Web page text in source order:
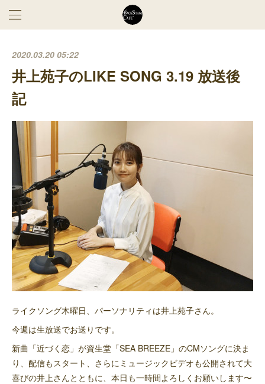
2020.03.20 05:22
井上苑子のLIKE SONG 3.19 放送後
記
ライクソング木曜日、パーソナリティは井上苑子さん。
今週は生放送でお送りです。
新曲「近づく恋」が資生堂「SEA BREEZE」のCMソングに決ま
り、配信もスタート、さらにミュージックビデオも公開されて大
喜びの井上さんとともに、本日も一時間よろしくお願いします〜